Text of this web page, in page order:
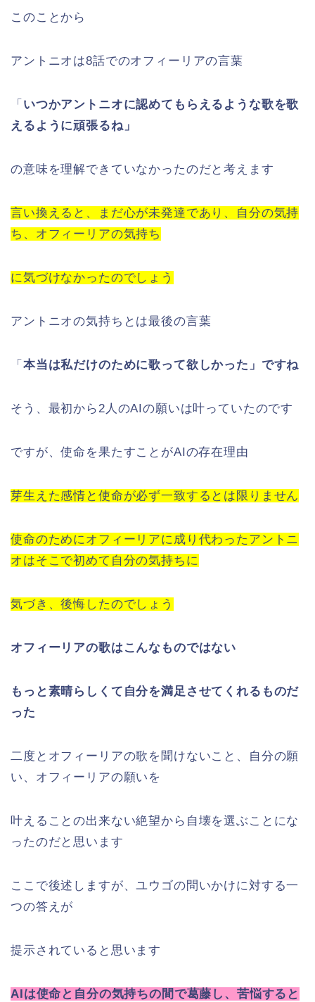
このことから
アントニオは8話でのオフィーリアの言葉
「 いつかアントニオに認めてもらえるような歌を歌
えるように頑張るね」
の意味を理解できていなかったのだと考えます
言い換えると、まだ心が未発達であり、自分の気持
ち、オフィーリアの気持ち
に気づけなかったのでしょう
アントニオの気持ちとは最後の言葉
「 本当は私だけのために歌って欲しかった」ですね
そう、最初から2人のAIの願いは叶っていたのです
ですが、使命を果たすことがAIの存在理由
芽生えた感情と使命が必ず一致するとは限りません
使命のためにオフィーリアに成り代わったアントニ
オはそこで初めて自分の気持ちに
気づき、後悔したのでしょう
オフィーリアの歌はこんなものではない
もっと素晴らしくて自分を満足させてくれるものだ
った
二度とオフィーリアの歌を聞けないこと、自分の願
い、オフィーリアの願いを
叶えることの出来ない絶望から自壊を選ぶことにな
ったのだと思います
ここで後述しますが、ユウゴの問いかけに対する一
つの答えが
提示されていると思います
AIは使命と自分の気持ちの間で葛藤し、苦悩すると